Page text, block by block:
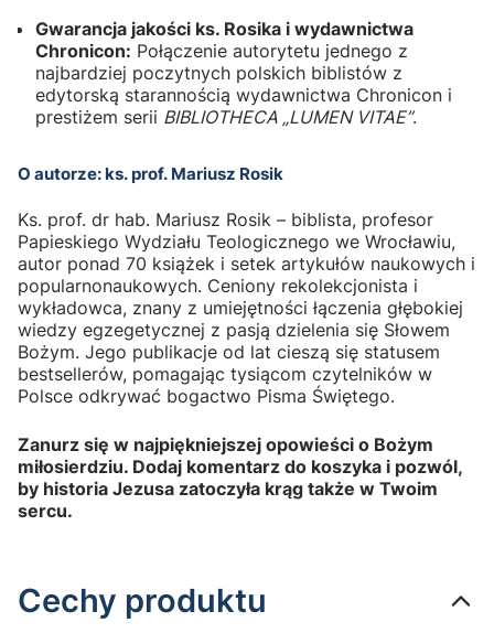
Gwarancja jakości ks. Rosika i wydawnictwa
Chronicon: Połączenie autorytetu jednego z
najbardziej poczytnych polskich biblistów z
edytorską starannością wydawnictwa Chronicon i
prestiżem serii BIBLIOTHECA „LUMEN VITAE”.
O autorze: ks. prof. Mariusz Rosik
Ks. prof. dr hab. Mariusz Rosik – biblista, profesor
Papieskiego Wydziału Teologicznego we Wrocławiu,
autor ponad 70 książek i setek artykułów naukowych i
popularnonaukowych. Ceniony rekolekcjonista i
wykładowca, znany z umiejętności łączenia głębokiej
wiedzy egzegetycznej z pasją dzielenia się Słowem
Bożym. Jego publikacje od lat cieszą się statusem
bestsellerów, pomagając tysiącom czytelników w
Polsce odkrywać bogactwo Pisma Świętego.
Zanurz się w najpiękniejszej opowieści o Bożym
miłosierdziu. Dodaj komentarz do koszyka i pozwól,
by historia Jezusa zatoczyła krąg także w Twoim
sercu.
Cechy produktu